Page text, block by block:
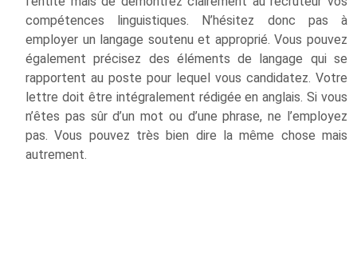
compétences linguistiques. N’hésitez donc pas à
employer un langage soutenu et approprié. Vous pouvez
également précisez des éléments de langage qui se
rapportent au poste pour lequel vous candidatez. Votre
lettre doit être intégralement rédigée en anglais. Si vous
n’êtes pas sûr d’un mot ou d’une phrase, ne l’employez
pas. Vous pouvez très bien dire la même chose mais
autrement.